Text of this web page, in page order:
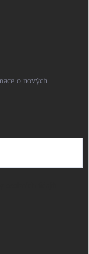
o nových